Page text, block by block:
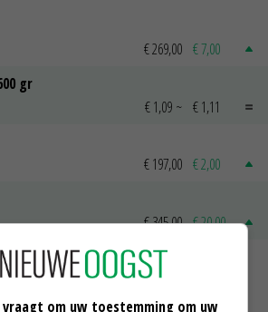
€ 269,00 € 7,00
gr
€ 1,09 ~ € 1,11
€ 197,00 € 2,00
€ 345,00 € 20,00
MEER MARKTPRIJZEN
om uw toestemming om uw